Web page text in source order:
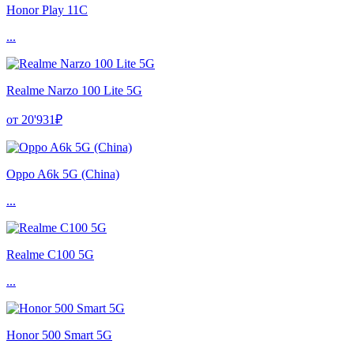
Honor Play 11C
...
Realme Narzo 100 Lite 5G
от 20'931₽
Oppo A6k 5G (China)
...
Realme C100 5G
...
Honor 500 Smart 5G